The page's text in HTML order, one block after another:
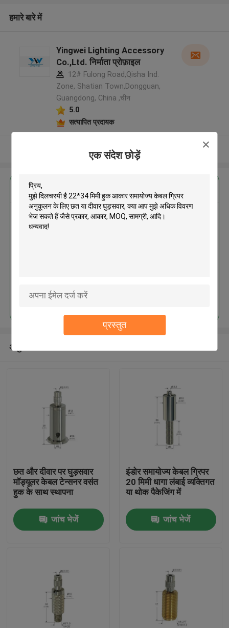
एक संदेश छोड़ें
प्रस्तुत
हमारे बारे में
Yingwei Lighting Accessory
Co.,Ltd. निर्माता प्रोफ़ाइल
12# Fulong Road,Qisha Ind.
Zone, Shatian Town,Dongguan,
Guangdong, China ,चीन
5.0
सत्यापित प्रदायक
और देखो
22*34 मिमी हुक आकार समायोज्य केबल
जारी रखें
अनुशंसित उत्पाद
छत और दीवार पर घुड़सवार
मॉड्यूलर केबल टेन्सनर वसंत
हुक के साथ स्थापना
जांच भेजें
इंडोर समायोज्य केबल ग्रिपर
20 मिमी धागा लंबाई व्यक्तिगत
या थोक पैकेजिंग में
जांच भेजें